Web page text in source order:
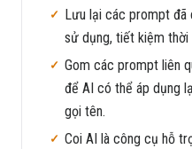
Lưu lại các prompt
sử dụng, tiết kiệm thời
Gom các prompt liên
để AI có thể áp dụng
gọi tên.
Coi AI là công cụ hỗ